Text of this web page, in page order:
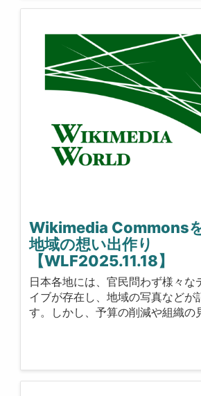
Wikimedia Commons
地域の想い出作り
【WLF2025.11.18】
日本各地には、官民問わず様々な
イブが存在し、地域の写真などが
す。しかし、予算の削減や組織の